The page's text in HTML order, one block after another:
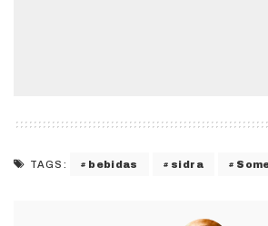
TAGS: bebidas sidra